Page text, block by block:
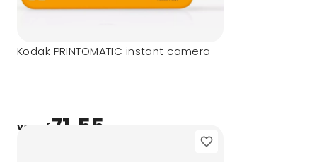
Kodak PRINTOMATIC instant camera
vanaf71,55